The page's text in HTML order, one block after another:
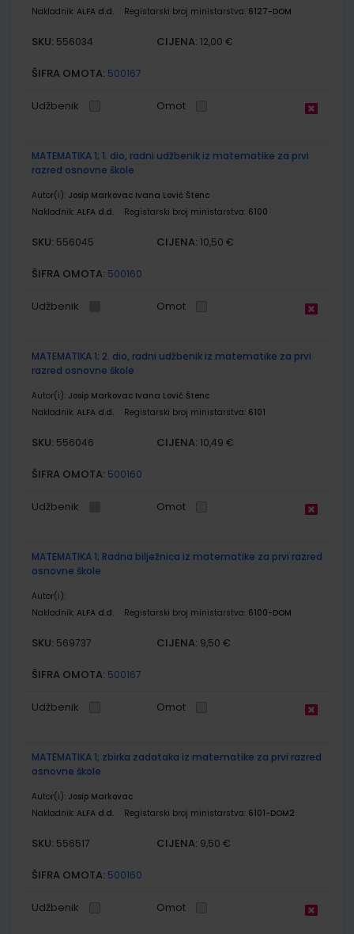
Nakladnik: ALFA d.d. Registarski broj ministarstva: 6127-DOM
SKU: 556034 CIJENA: 12,00 €
ŠIFRA OMOTA: 500167
Udžbenik Omot
MATEMATIKA 1; 1. dio, radni udžbenik iz matematike za prvi
razred osnovne škole
Autor(i): Josip Markovac Ivana Lović Štenc
Nakladnik: ALFA d.d. Registarski broj ministarstva: 6100
SKU: 556045 CIJENA: 10,50 €
ŠIFRA OMOTA: 500160
Udžbenik Omot
MATEMATIKA 1; 2. dio, radni udžbenik iz matematike za prvi
razred osnovne škole
Autor(i): Josip Markovac Ivana Lović Štenc
Nakladnik: ALFA d.d. Registarski broj ministarstva: 6101
SKU: 556046 CIJENA: 10,49 €
ŠIFRA OMOTA: 500160
Udžbenik Omot
MATEMATIKA 1; Radna bilježnica iz matematike za prvi razred
osnovne škole
Autor(i):
Nakladnik: ALFA d.d. Registarski broj ministarstva: 6100-DOM
SKU: 569737 CIJENA: 9,50 €
ŠIFRA OMOTA: 500167
Udžbenik Omot
MATEMATIKA 1; zbirka zadataka iz matematike za prvi razred
osnovne škole
Autor(i): Josip Markovac
Nakladnik: ALFA d.d. Registarski broj ministarstva: 6101-DOM2
SKU: 556517 CIJENA: 9,50 €
ŠIFRA OMOTA: 500160
Udžbenik Omot